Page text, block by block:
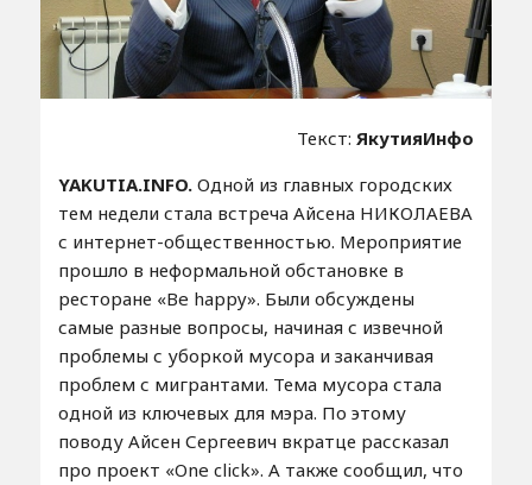
Текст:ЯкутияИнфо
YAKUTIA.INFO. Одной из главных городских
тем недели стала встреча Айсена НИКОЛАЕВА
с интернет-общественностью. Мероприятие
прошло в неформальной обстановке в
ресторане «Be happy». Были обсуждены
самые разные вопросы, начиная с извечной
проблемы с уборкой мусора и заканчивая
проблем с мигрантами. Тема мусора стала
одной из ключевых для мэра. По этому
поводу Айсен Сергеевич вкратце рассказал
про проект «One click». А также сообщил, что